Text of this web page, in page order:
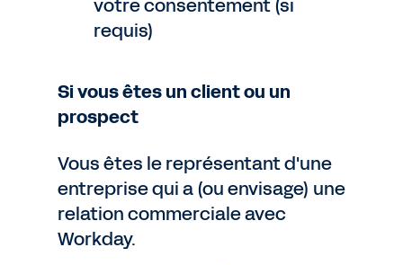
votre consentement (si
requis)
Si vous êtes un client ou un
prospect
Vous êtes le représentant d'une
entreprise qui a (ou envisage) une
relation commerciale avec
Workday.